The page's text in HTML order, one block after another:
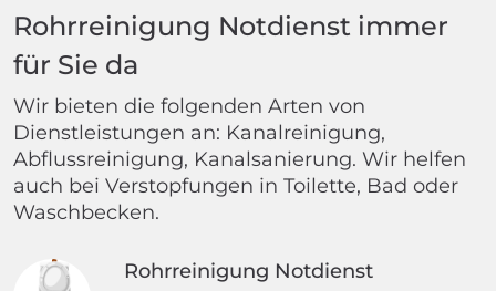
Rohrreinigung Notdienst immer
für Sie da
Wir bieten die folgenden Arten von
Dienstleistungen an: Kanalreinigung,
Abflussreinigung, Kanalsanierung. Wir helfen
auch bei Verstopfungen in Toilette, Bad oder
Waschbecken.
Rohrreinigung Notdienst